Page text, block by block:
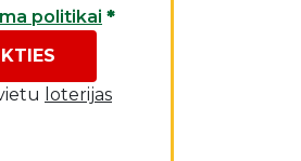
politikai *
loterijas